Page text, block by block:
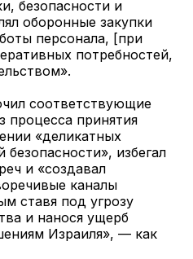
безопасности и
оборонные закупки
персонала, [при
потребностей,
соответствующие
процесса принятия
«деликатных
избегал
и «создавал
каналы
ставя под угрозу
и нанося ущерб
Израиля», — как